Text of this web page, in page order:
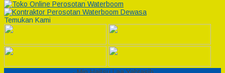
Temukan Kami